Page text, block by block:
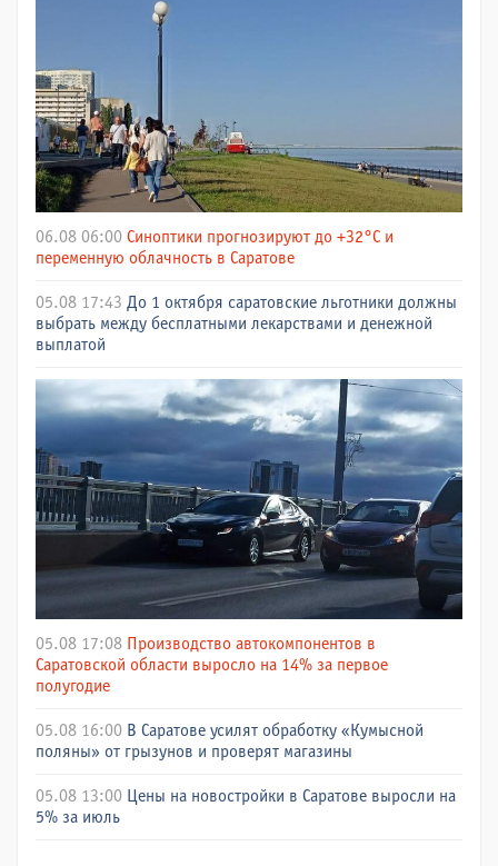
06.08 06:00 Синоптики прогнозируют до +32°C и
переменную облачность в Саратове
05.08 17:43 До 1 октября саратовские льготники должны
выбрать между бесплатными лекарствами и денежной
выплатой
05.08 17:08 Производство автокомпонентов в
Саратовской области выросло на 14% за первое
полугодие
05.08 16:00 В Саратове усилят обработку «Кумысной
поляны» от грызунов и проверят магазины
05.08 13:00 Цены на новостройки в Саратове выросли на
5% за июль